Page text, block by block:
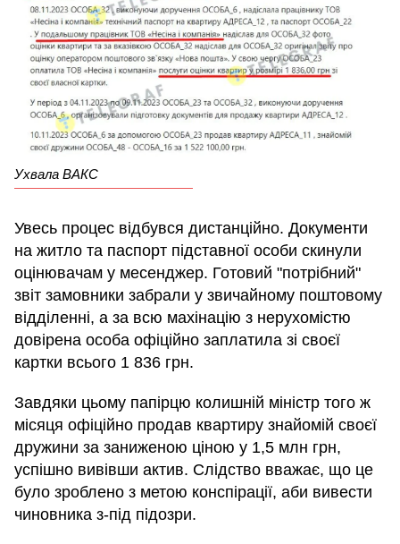
Ухвала ВАКС
Увесь процес відбувся дистанційно. Документи
на житло та паспорт підставної особи скинули
оцінювачам у месенджер. Готовий "потрібний"
звіт замовники забрали у звичайному поштовому
відділенні, а за всю махінацію з нерухомістю
довірена особа офіційно заплатила зі своєї
картки всього 1 836 грн.
Завдяки цьому папірцю колишній міністр того ж
місяця офіційно продав квартиру знайомій своєї
дружини за заниженою ціною у 1,5 млн грн,
успішно вивівши актив. Слідство вважає, що це
було зроблено з метою конспірації, аби вивести
чиновника з-під підозри.